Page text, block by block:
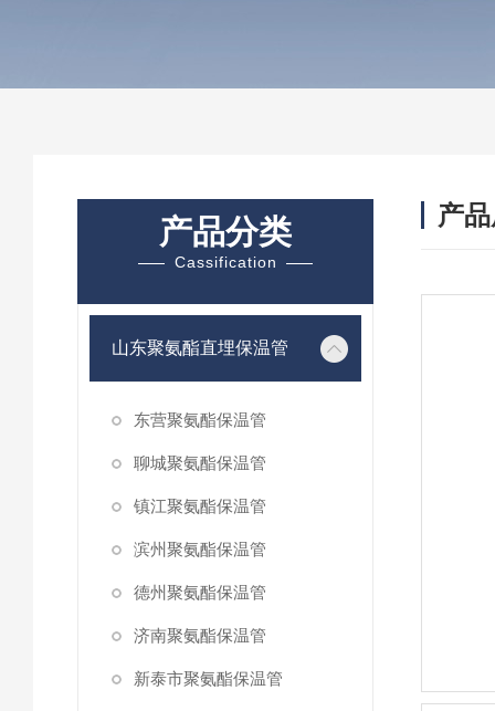
产品分类
Cassification
山东聚氨酯直埋保温管
东营聚氨酯保温管
聊城聚氨酯保温管
镇江聚氨酯保温管
滨州聚氨酯保温管
德州聚氨酯保温管
济南聚氨酯保温管
新泰市聚氨酯保温管
产